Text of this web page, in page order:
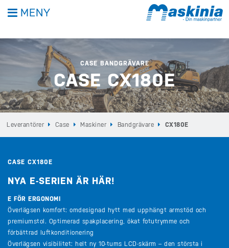
MENY
CASE BANDGRÄVARE
CASE CX180E
Leverantörer Case Maskiner Bandgrävare CX180E
CASE CX180E
NYA E-SERIEN ÄR HÄR!
E FÖR ERGONOMI
Överlägsen komfort: omdesignad hytt med upphängt armstöd och
premiumstol. Optimerad spakplacering, ökat fotutrymme och
förbättrad luftkonditionering
Överlägsen visibilitet: helt ny 10-tums LCD-skärm – den största i